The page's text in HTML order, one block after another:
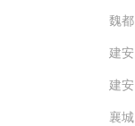
魏都
建安
建安
襄城